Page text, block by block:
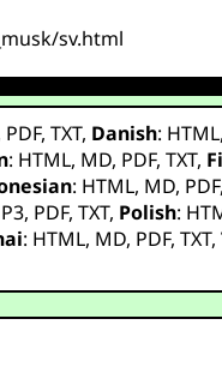
sv.html
PDF,TXT, Danish: HTML,
: HTML, MD, PDF,TXT,
: HTML, MD, PDF
, PDF,TXT, Polish:
: HTML, MD, PDF,TXT,